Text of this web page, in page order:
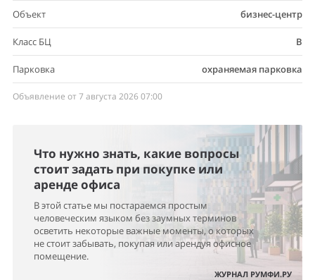
Объект бизнес-центр
Класс БЦ B
Парковка охраняемая парковка
Объявление от 7 августа 2026 07:00
Что нужно знать, какие вопросы
стоит задать при покупке или
аренде офиса
В этой статье мы постараемся простым
человеческим языком без заумных терминов
осветить некоторые важные моменты, о которых
не стоит забывать, покупая или арендуя офисное
помещение.
ЖУРНАЛ РУМФИ.РУ